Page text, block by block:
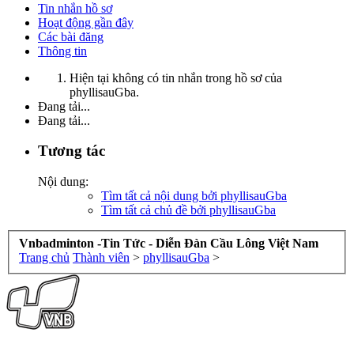
Tin nhắn hồ sơ
Hoạt động gần đây
Các bài đăng
Thông tin
Hiện tại không có tin nhắn trong hồ sơ của
phyllisauGba.
Đang tải...
Đang tải...
Tương tác
Nội dung:
Tìm tất cả nội dung bởi phyllisauGba
Tìm tất cả chủ đề bởi phyllisauGba
Vnbadminton -Tin Tức - Diễn Đàn Cầu Lông Việt Nam
Trang chủ Thành viên > phyllisauGba >